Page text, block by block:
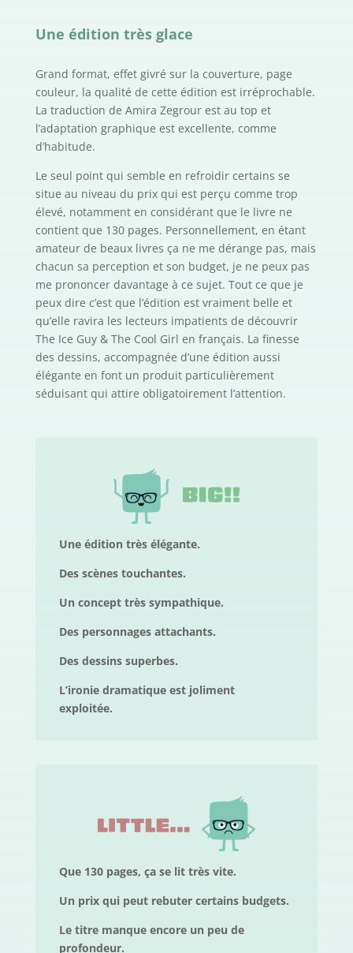
Une édition très glace
Grand format, effet givré sur la couverture, page
couleur, la qualité de cette édition est irréprochable.
La traduction de Amira Zegrour est au top et
l’adaptation graphique est excellente, comme
d’habitude.
Le seul point qui semble en refroidir certains se
situe au niveau du prix qui est perçu comme trop
élevé, notamment en considérant que le livre ne
contient que 130 pages. Personnellement, en étant
amateur de beaux livres ça ne me dérange pas, mais
chacun sa perception et son budget, je ne peux pas
me prononcer davantage à ce sujet. Tout ce que je
peux dire c’est que l’édition est vraiment belle et
qu’elle ravira les lecteurs impatients de découvrir
The Ice Guy & The Cool Girl en français. La finesse
des dessins, accompagnée d’une édition aussi
élégante en font un produit particulièrement
séduisant qui attire obligatoirement l’attention.
Une édition très élégante.
Des scènes touchantes.
Un concept très sympathique.
Des personnages attachants.
Des dessins superbes.
L’ironie dramatique est joliment
exploitée.
Que 130 pages, ça se lit très vite.
Un prix qui peut rebuter certains budgets.
Le titre manque encore un peu de
profondeur.